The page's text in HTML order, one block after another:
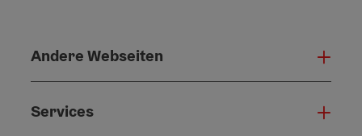
Andere Webseiten
Services